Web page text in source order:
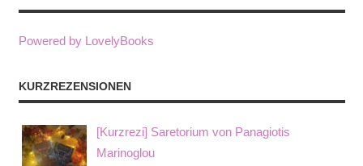
Powered by LovelyBooks
KURZREZENSIONEN
[Kurzrezi] Saretorium von Panagiotis
Marinoglou